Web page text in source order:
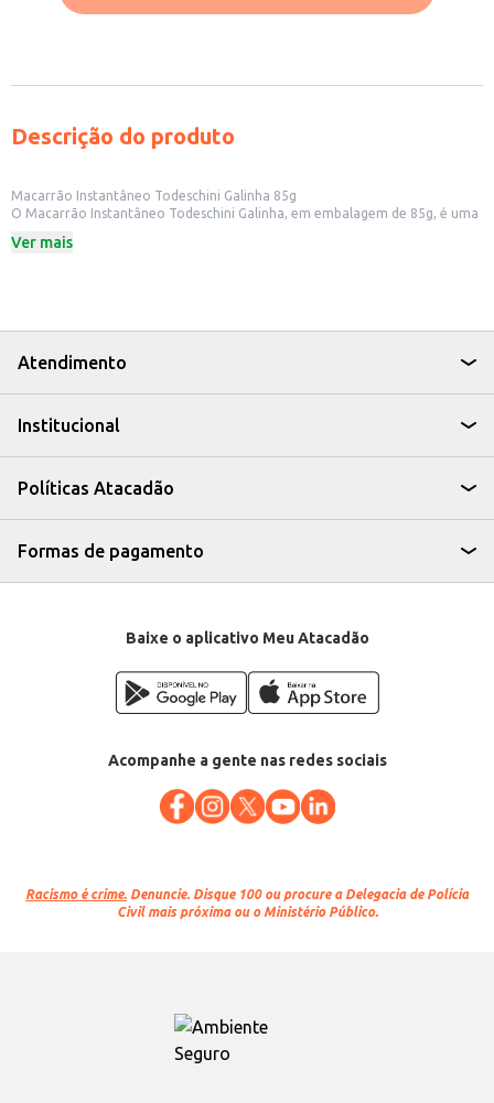
Descrição do produto
Macarrão Instantâneo Todeschini Galinha 85g
O Macarrão Instantâneo Todeschini Galinha, em embalagem de 85g, é uma
preparo fácil. Ideal para ter sempre à mão, seja em casa, no escritório ou
Pode ser consumido sozinho ou acompanhado de outros ingredientes,
como legumes e carnes.
O Macarrão Instantâneo Todeschini Galinha é uma escolha conveniente
Ver mais
Atendimento
Institucional
Políticas Atacadão
Formas de pagamento
Baixe o aplicativo Meu Atacadão
Acompanhe a gente nas redes sociais
Racismo é crime. Denuncie. Disque 100 ou procure a Delegacia de Polícia
Civil mais próxima ou o Ministério Público.